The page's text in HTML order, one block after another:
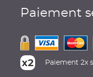
Paiement
Paiement 2x